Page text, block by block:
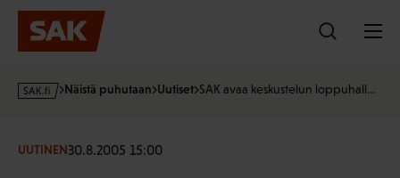
Hyppää
sisältöön
s
·
Näistä puhutaan Uutiset SAK avaa keskustelun loppuhall…
UUTINEN30.8.2005 15:00